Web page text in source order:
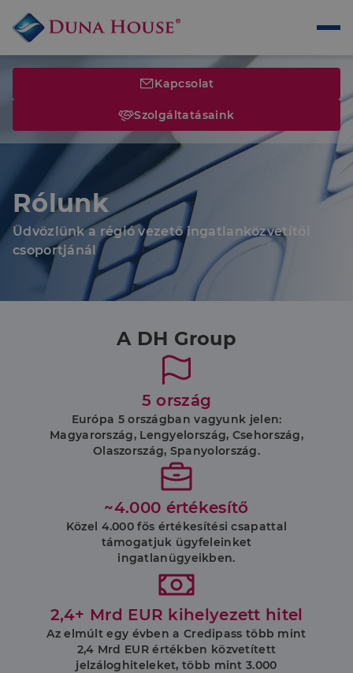
Kapcsolat
Szolgáltatásaink
Rólunk
Üdvözlünk a régió vezető ingatlanközvetítői
csoportjánál
A DH Group
5 ország
Európa 5 országban vagyunk jelen:
Magyarország, Lengyelország, Csehország,
Olaszország, Spanyolország.
~4.000 értékesítő
Közel 4.000 fős értékesítési csapattal
támogatjuk ügyfeleinket
ingatlanügyeikben.
2,4+ Mrd EUR kihelyezett hitel
Az elmúlt egy évben a Credipass több mint
2,4 Mrd EUR értékben közvetített
jelzáloghiteleket, több mint 3.000